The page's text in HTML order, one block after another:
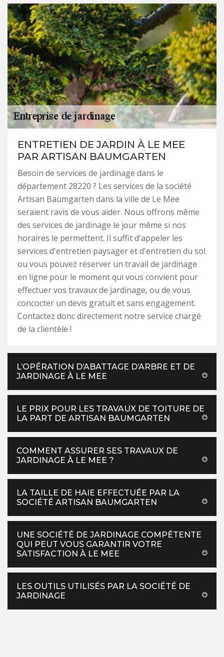
ENTRETIEN DE JARDIN À LE MEE
PAR ARTISAN BAUMGARTEN
Besoin de services de jardinage dans le
département 28220 ? Les services de la société
Artisan Baumgarten dans la ville de Le Mee
seraient ravis de vous aider. Nous offrons même
des services de jardinage le jour même si nos
horaires le permettent. Il suffit d'appeler les
services d'entretien paysager et d'entretien du sol
ou vous pouvez réserver un travail de jardinage
en ligne pour le moment qui vous convient pour
effectuer vos travaux de jardinage, ou de vous
concocter un devis gratuit et sans engagement.
Contactez donc directement notre service chargé
de la clientèle !
L’OPÉRATION D’ABATTAGE D’ARBRE ET DE
JARDINAGE À LE MEE
LE PRIX POUR LES TRAVAUX DE TOITURE DE
LA PART DE ARTISAN BAUMGARTEN
COMMENT ASSURER SES TRAVAUX DE
JARDINAGE À LE MEE ?
LA TAILLE DE HAIE EFFECTUÉE PAR LA
SOCIÉTÉ ARTISAN BAUMGARTEN
UNE SOCIÉTÉ DE JARDINAGE COMPÉTENTE
QUI PEUT VOUS GARANTIR VOTRE
SATISFACTION À LE MEE
LES OUTILS UTILISÉS PAR LA SOCIÉTÉ DE
JARDINAGE